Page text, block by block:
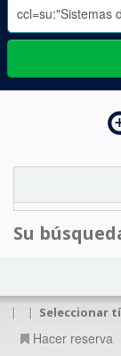
Su
| | Seleccionar
Hacer reserva